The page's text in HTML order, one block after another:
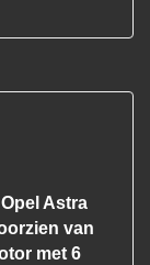
Astra
van
met 6